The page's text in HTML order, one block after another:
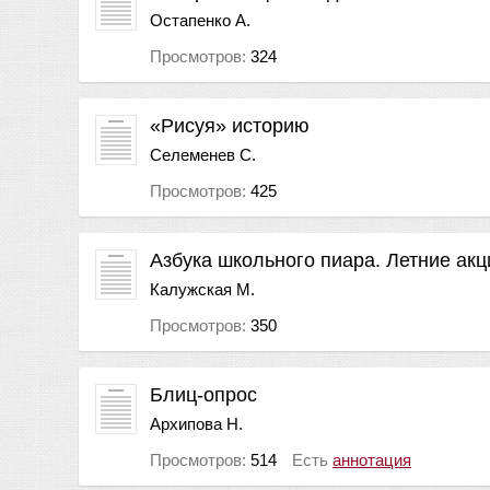
Остапенко А.
Просмотров: 324
«Рисуя» историю
Селеменев С.
Просмотров: 425
Азбука школьного пиара. Летние
Калужская М.
Просмотров: 350
Блиц-опрос
Архипова Н.
Просмотров: 514 Есть аннотация